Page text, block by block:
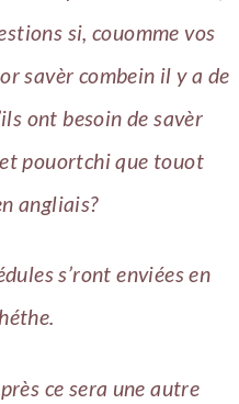
si, couomme vos
savèr combein il y a de
ont besoin de savèr
et pouortchi que touot
angliais?
s’ront enviées en
ce sera une autre